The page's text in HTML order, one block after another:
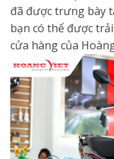
đã được trưng bày
bạn có thể được
cửa hàng của